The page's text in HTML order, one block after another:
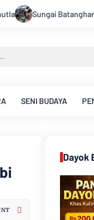
Kemarau, Pasokan
SENI BUDAYA
Dayok